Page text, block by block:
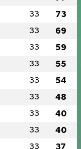
33 73
33 69
33 59
33 55
33 54
33 48
33 40
33 40
33 37